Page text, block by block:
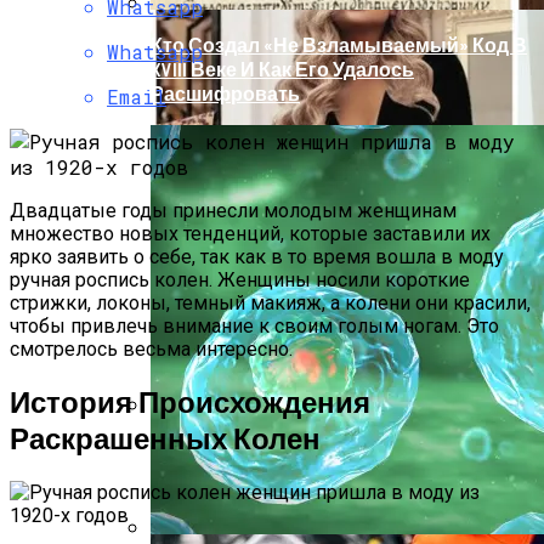
Раскрась Свой Год: Какой Цвет
Принесет Тебе Успех В 2026 Году По
Знаку Зодиака
Кто Создал «не Взламываемый» Код В
XVIII Веке И Как Его Удалось
Расшифровать
Whatsapp
Whatsapp
Email
Двадцатые годы принесли молодым женщинам
множество новых тенденций, которые заставили их
ярко заявить о себе, так как в то время вошла в моду
ручная роспись колен. Женщины носили короткие
стрижки, локоны, темный макияж, а колени они красили,
чтобы привлечь внимание к своим голым ногам. Это
смотрелось весьма интересно.
История Происхождения
Раскрашенных Колен